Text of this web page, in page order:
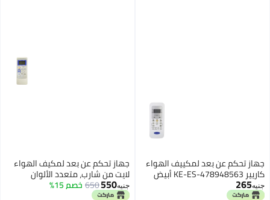
بعد لمكيف الهواء
متعدد الألوان
خصم 15%